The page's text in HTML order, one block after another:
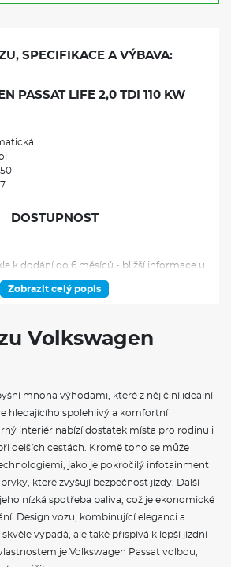
SPECIFIKACE A VÝBAVA:
PASSAT LIFE 2,0 TDI 110 KW
DOSTUPNOST
k dodání do 6 měsíců - bližší informace u
ArtVelours Eco, vpředu i vzadu, výplně
prošíváním
VE VÝBAVA STUPNI
Venezia, 7J x 16, rozměry pneumatik
ACC, automatická regulace rychlosti a
jedoucího vozidla, s prediktivní regulací
pro jízdu v zatáčkách, s funkcí "stop & go"
interiéru, výběr z 10 barev
klimatizace, nastavení teploty oddělené
a pasažéry vzadu, senzor kvality
Zobrazit celý popis
Volkswagen
mnoha výhodami, které z něj činí ideální
hledajícího spolehlivý a komfortní
interiér nabízí dostatek místa pro rodinu i
delších cestách. Kromě toho se může
jako je pokročilý infotainment
které zvyšují bezpečnost jízdy. Další
nízká spotřeba paliva, což je ekonomické
Design vozu, kombinující eleganci a
vypadá, ale také přispívá k lepší jízdní
je Volkswagen Passat volbou,